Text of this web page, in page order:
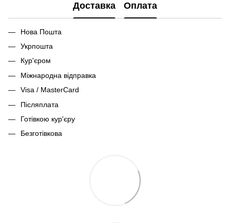
Доставка Оплата
Нова Пошта
Укрпошта
Кур'єром
Міжнародна відправка
Visa / MasterCard
Післяплата
Готівкою кур'єру
Безготівкова